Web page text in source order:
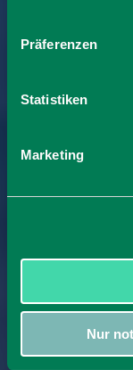
Präferenzen
Statistiken
Marketing
Nur